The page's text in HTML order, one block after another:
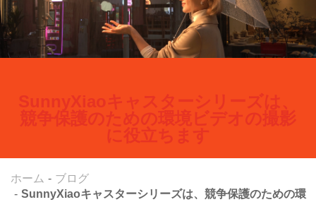
SunnyXiaoキャスターシリーズは、
競争保護のための環境ビデオの撮影
に役立ちます
ホーム
ブログ
SunnyXiaoキャスターシリーズは、競争保護のための環